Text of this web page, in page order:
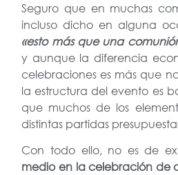
Seguro que en muchas
incluso dicho en alguna
«esto más que una
y aunque la diferencia
celebraciones es más que
la estructura del evento es
que muchos de los
distintas partidas
Con todo ello, no es de
medio en la celebración de